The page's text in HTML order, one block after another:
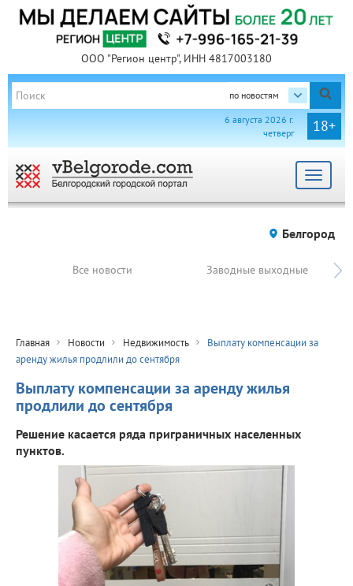
ООО "Регион центр", ИНН 4817003180
по новостям
18+
6 августа 2026 г.
четверг
Toggle
Белгород
Все новости Заводные выходные
Главная Новости Недвижимость
Выплату компенсации за
аренду жилья продлили до сентября
Выплату компенсации за аренду жилья
продлили до сентября
Решение касается ряда приграничных населенных
пунктов.